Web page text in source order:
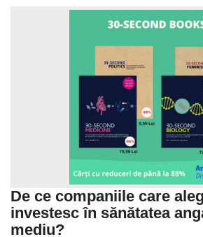
De ce companiile care
investesc în sănătatea
mediu?